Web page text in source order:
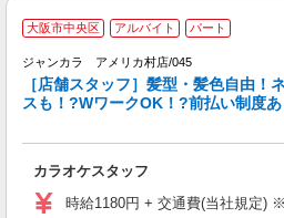
大阪市中央区 アルバイト パート
ジャンカラ アメリカ村店/045
［店舗スタッフ］髪型・髪色自由！
スも！?WワークOK！?前払い制度あ
カラオケスタッフ
時給1180円 + 交通費(当社規定)